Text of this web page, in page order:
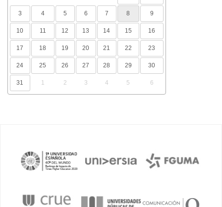
3 4 5 6 7 8 9
10 11 12 13 14 15 16
17 18 19 20 21 22 23
24 25 26 27 28 29 30
31 1 2 3 4 5 6